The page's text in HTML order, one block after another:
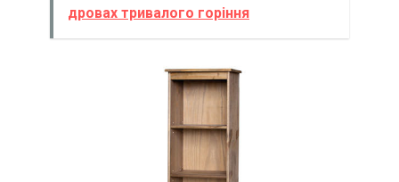
дровах тривалого горіння